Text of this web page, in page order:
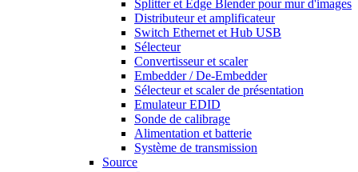
Splitter et Edge Blender pour mur d'images
Distributeur et amplificateur
Switch Ethernet et Hub USB
Sélecteur
Convertisseur et scaler
Embedder / De-Embedder
Sélecteur et scaler de présentation
Emulateur EDID
Sonde de calibrage
Alimentation et batterie
Système de transmission
Source